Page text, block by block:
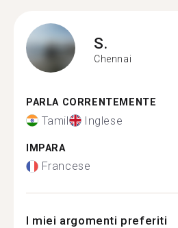
S.
Chennai
PARLA CORRENTEMENTE
Tamil Inglese
IMPARA
Francese
I miei argomenti preferiti